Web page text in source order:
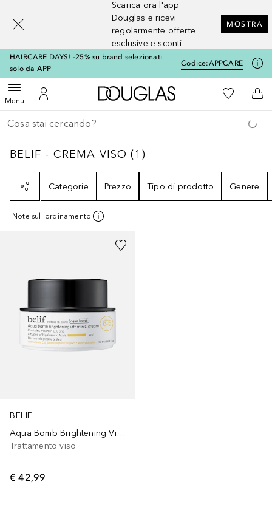
Scarica ora l'app
Douglas e ricevi
regolarmente offerte
esclusive e sconti
MOSTRA
HAIRCARE DAYS! -25% su brand selezionati
solo da APP
Codice:APPCARE
MenuApri menuAl Mio Account
A Douglas HomeAlla Mia
Al
Torna indietro
Esegui ricerca
BELIF - CREMA VISO 1
BELIF - CREMA VISO (1 )
Categorie
Prezzo Tipo di prodotto Genere
Note sull'ordinamento
BELIF
Aqua Bomb Brightening Vitamin C Cream
Trattamento viso
€ 42,99
[navigation.slideout.screenreader]